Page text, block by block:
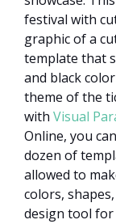
festival with
graphic of a
template that
and black
theme of the
with Visual
Online, you
dozen of
allowed to
colors,
design tool for